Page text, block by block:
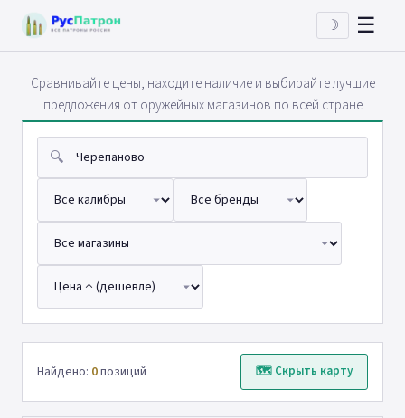
☽ ☰
Сравнивайте цены, находите наличие и выбирайте лучшие
предложения от оружейных магазинов по всей стране
🔍
Найдено: 0позиций 🗺 Скрыть карту